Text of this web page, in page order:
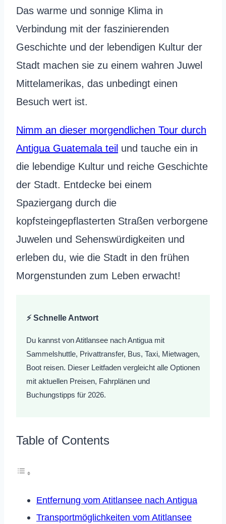
Das warme und sonnige Klima in
Verbindung mit der faszinierenden
Geschichte und der lebendigen Kultur der
Stadt machen sie zu einem wahren Juwel
Mittelamerikas, das unbedingt einen
Besuch wert ist.
Nimm an dieser morgendlichen Tour durch
Antigua Guatemala teil und tauche ein in
die lebendige Kultur und reiche Geschichte
der Stadt. Entdecke bei einem
Spaziergang durch die
kopfsteingepflasterten Straßen verborgene
Juwelen und Sehenswürdigkeiten und
erleben du, wie die Stadt in den frühen
Morgenstunden zum Leben erwacht!
⚡ Schnelle Antwort
Du kannst von Atitlansee nach Antigua mit
Sammelshuttle, Privattransfer, Bus, Taxi, Mietwagen,
Boot reisen. Dieser Leitfaden vergleicht alle Optionen
mit aktuellen Preisen, Fahrplänen und
Buchungstipps für 2026.
Table of Contents
Entfernung vom Atitlansee nach Antigua
Transportmöglichkeiten vom Atitlansee